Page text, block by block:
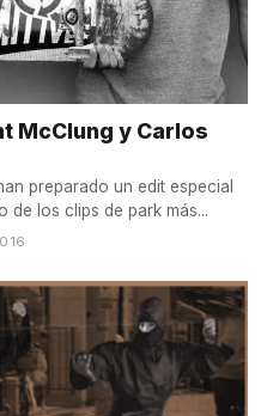
McClung y Carlos
preparado un edit especial
de los clips de park más...